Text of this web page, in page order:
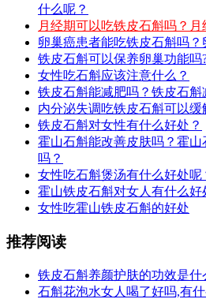
什么呢？
月经期可以吃铁皮石斛吗？
卵巢癌患者能吃铁皮石斛吗
铁皮石斛可以保养卵巢功能吗
女性吃石斛应该注意什么？
铁皮石斛能减肥吗？铁皮石斛
内分泌失调吃铁皮石斛可以缓
铁皮石斛对女性有什么好处？
霍山石斛能改善皮肤吗？霍
吗？
女性吃石斛煲汤有什么好处呢
霍山铁皮石斛对女人有什么好
女性吃霍山铁皮石斛的好处
推荐阅读
铁皮石斛养颜护肤的功效是什
石斛花泡水女人喝了好吗,有